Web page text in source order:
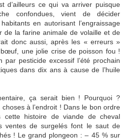
d’ailleurs ce qui va arriver puisque
confondues, vient de décider
en autorisant l’engraissage
de la farine animale de volaille et de
donc aussi, après les « erreurs »
bœuf, une jolie crise de poisson fou !
par pesticide excessif l’été prochain
dans dix ans à cause de l’huile
ça serait bien ! Pourquoi ?
à l’endroit ! Dans le bon ordre
cette histoire de viande de cheval
ventes de surgelés font le saut de
! Le grand plongeon : – 45 % sur